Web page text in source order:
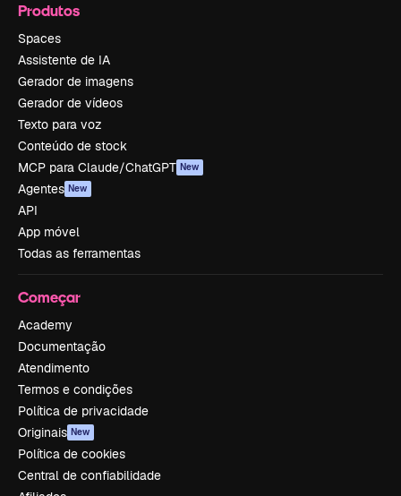
Produtos
Spaces
Assistente de IA
Gerador de imagens
Gerador de vídeos
Texto para voz
Conteúdo de stock
MCP para Claude/ChatGPT New
Agentes New
API
App móvel
Todas as ferramentas
Começar
Academy
Documentação
Atendimento
Termos e condições
Política de privacidade
Originais New
Política de cookies
Central de confiabilidade